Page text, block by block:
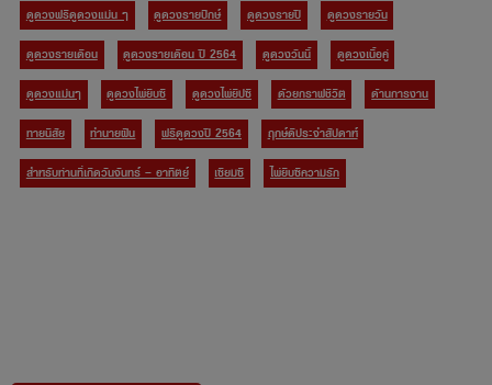
ดูดวงฟรีดูดวงแม่น ๆ
ดูดวงรายปักษ์ ดูดวงรายปี
ดูดวงรายวัน
ดูดวงรายเดือน
ดูดวงรายเดือน ปี 2564 ดูดวงวันนี้
ดูดวงเนื้อคู่
ดูดวงแม่นๆ
ดูดวงไพ่ยิบซี ดูดวงไพ่ยิปซี ด้วยกราฟชีวิต
ด้านการงาน
ทายนิสัย
ทำนายฝัน ฟรีดูดวงปี 2564
ฤกษ์ดีประจำสัปดาห์
สำหรับท่านที่เกิดวันจันทร์ – อาทิตย์
เซียมซี ไพ่ยิบซีความรัก